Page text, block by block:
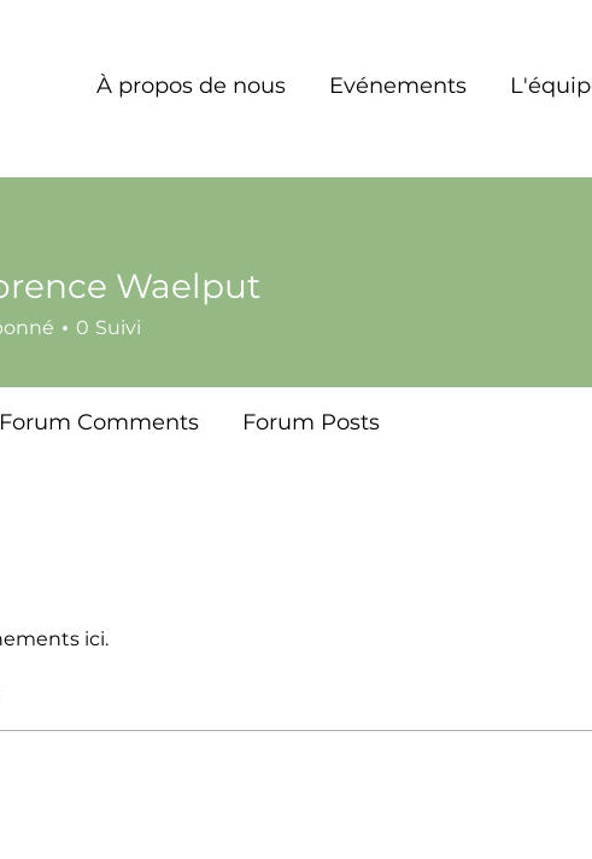
À propos de nous Evénements
ici.
Waelput
0 Suivi
Forum Comments Forum Posts